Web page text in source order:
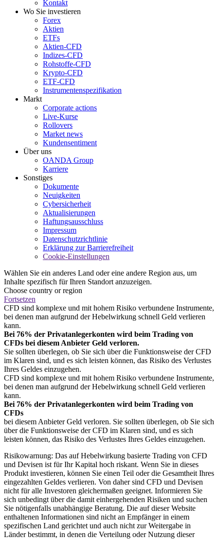
Kontakt
Wo Sie investieren
Forex
Aktien
ETFs
Aktien-CFD
Indizes-CFD
Rohstoffe-CFD
Krypto-CFD
ETF-CFD
Instrumentenspezifikation
Markt
Corporate actions
Live-Kurse
Rollovers
Market news
Kundensentiment
Über uns
OANDA Group
Karriere
Sonstiges
Dokumente
Neuigkeiten
Cybersicherheit
Aktualisierungen
Haftungsausschluss
Impressum
Datenschutzrichtlinie
Erklärung zur Barrierefreiheit
Cookie-Einstellungen
Wählen Sie ein anderes Land oder eine andere Region aus, um
Inhalte spezifisch für Ihren Standort anzuzeigen.
Choose country or region
Fortsetzen
CFD sind komplexe und mit hohem Risiko verbundene Instrumente,
bei denen man aufgrund der Hebelwirkung schnell Geld verlieren
kann.
Bei 76% der Privatanlegerkonten wird beim Trading von
CFDs bei diesem Anbieter Geld verloren.
Sie sollten überlegen, ob Sie sich über die Funktionsweise der CFD
im Klaren sind, und es sich leisten können, das Risiko des Verlustes
Ihres Geldes einzugehen.
CFD sind komplexe und mit hohem Risiko verbundene Instrumente,
bei denen man aufgrund der Hebelwirkung schnell Geld verlieren
kann.
Bei 76% der Privatanlegerkonten wird beim Trading von
CFDs
bei diesem Anbieter Geld verloren. Sie sollten überlegen, ob Sie sich
über die Funktionsweise der CFD im Klaren sind, und es sich
leisten können, das Risiko des Verlustes Ihres Geldes einzugehen.
Risikowarnung: Das auf Hebelwirkung basierte Trading von CFD
und Devisen ist für Ihr Kapital hoch riskant. Wenn Sie in dieses
Produkt investieren, können Sie einen Teil oder die Gesamtheit Ihres
eingezahlten Geldes verlieren. Von daher sind CFD und Devisen
nicht für alle Investoren gleichermaßen geeignet. Informieren Sie
sich unbedingt über die damit einhergehenden Risiken und suchen
Sie nötigenfalls unabhängige Beratung. Die auf dieser Website
enthaltenen Informationen sind nicht an Empfänger in einem
spezifischen Land gerichtet und auch nicht zur Weitergabe in
Länder bestimmt, in denen die Verteilung oder Nutzung dieser